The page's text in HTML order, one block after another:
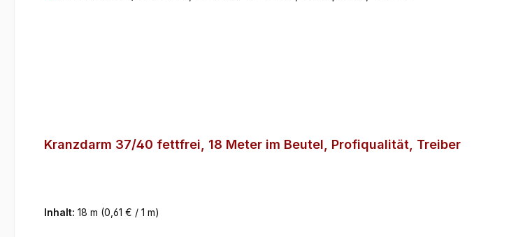
Kranzdarm 37/40 fettfrei, 18 Meter im Beutel, Profiqualität, Treiber
Inhalt: 18 m (0,61 € / 1 m)